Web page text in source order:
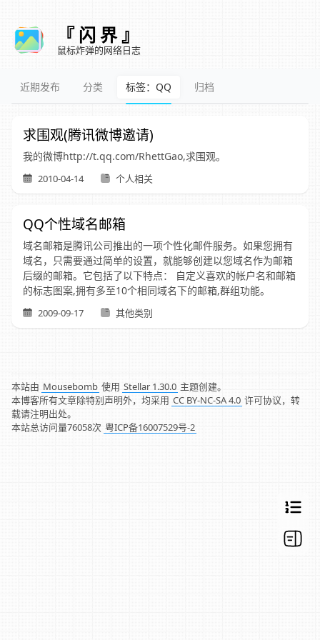
『 闪 界 』
鼠标炸弹的网络日志
近期发布 分类 标签：QQ 归档
求围观(腾讯微博邀请)
我的微博http://t.qq.com/RhettGao,求围观。
2010-04-14 个人相关
QQ个性域名邮箱
域名邮箱是腾讯公司推出的一项个性化邮件服务。如果您拥有
域名，只需要通过简单的设置，就能够创建以您域名作为邮箱
后缀的邮箱。它包括了以下特点： 自定义喜欢的帐户名和邮箱
的标志图案,拥有多至10个相同域名下的邮箱,群组功能。
2009-09-17 其他类别
本站由 Mousebomb 使用 Stellar 1.30.0 主题创建。
本博客所有文章除特别声明外，均采用 CC BY-NC-SA 4.0 许可协议，转
载请注明出处。
本站总访问量76058次 粤ICP备16007529号-2